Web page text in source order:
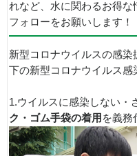
れなど、水に関わるお得
フォローをお願いします！
新型コロナウイルスの感
下の新型コロナウイルス感
1.ウイルスに感染しない・
ク・ゴム手袋の着用 を義務